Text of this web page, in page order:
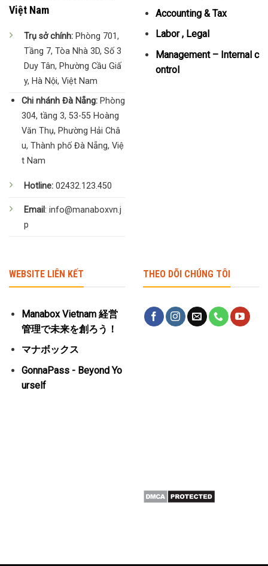
Việt Nam
Trụ sở chính: Phòng 701,
Tầng 7, Tòa Nhà 3D, Số 3
Duy Tân, Phường Cầu Giấ
y, Hà Nội, Việt Nam
Chi nhánh Đà Nẵng:Phòng
304, tầng 3, 53-55 Hoàng
Văn Thụ, Phường Hải Châ
u, Thành phố Đà Nẵng, Việ
t Nam
Hotline: 02432.123.450
Email: info@manaboxvn.j
p
Accounting & Tax
Labor , Legal
Management – Internal c
ontrol
WEBSITE LIÊN KẾT
Manabox Vietnam 経営
管理で未来を創ろう！
マナボックス
GonnaPass - Beyond Yo
urself
THEO DÕI CHÚNG TÔI